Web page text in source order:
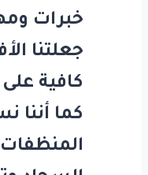
خبرات
جعلتنا
كافية
كما أننا